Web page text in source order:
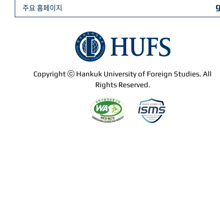
Copyright ⓒ Hankuk University of Foreign Studies. All
Rights Reserved.
주요 홈페이지